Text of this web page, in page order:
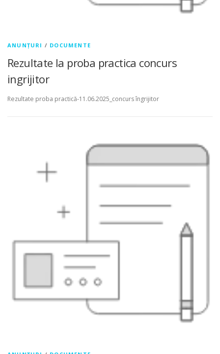
ANUNȚURI / DOCUMENTE
Rezultate la proba practica concurs
ingrijitor
Rezultate proba practică-11.06.2025_concurs îngrijitor